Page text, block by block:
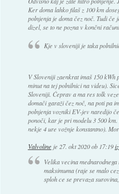
Ker doma lahko filaš z 100 km
polnjenja je doma čez noč. Tudi če
dizel, se to ne pozna v končni
Kje v sloveniji je taka
V Sloveniji zaenkrat imaš 150 kWh
minut na tej polnilnici na videu).
Sloveniji. Čeprav a ma res tolk
domači garaži čez noč, na poti pa
polnjenja vozniki EV-jev naredijo
ponoči, kar je pri modelu 3 500
nekje 4 ure vožnje konstantno).
Valvoline je 27. okt 2020 ob 17:19
Velika vecina
maksimuma (raje se malo
sploh ce se prevaza